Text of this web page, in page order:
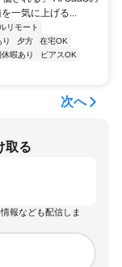
一気に上げる...
リモート
夕方
在宅OK
暇あり
ピアスOK
次へ
取る
報なども配信しま